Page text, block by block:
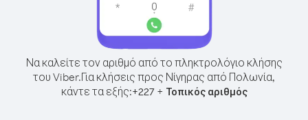
Να καλείτε τον αριθμό από το πληκτρολόγιο κλήσης
του Viber.Για κλήσεις προς Νίγηρας από Πολωνία,
κάντε τα εξής:+227+ Τοπικός αριθμός